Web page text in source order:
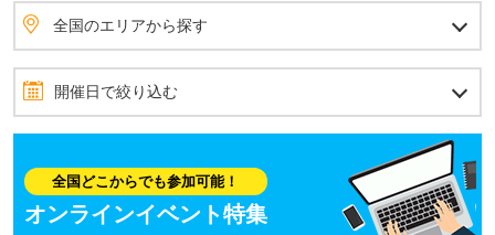
全国のエリアから探す
全国のエリアから探す
北海道・東北
北海道
青森県
岩手県
秋田県
宮城県
山形県
福島県
北関東
茨城県
栃木県
群馬県
首都圏
埼玉県
東京都
神奈川県
千葉県
甲信越
山梨県
長野県
新潟県
北陸
石川県
富山県
福井県
東海
愛知県
静岡県
岐阜県
三重県
関西
大阪府
兵庫県
京都府
滋賀県
奈良県
和歌山県
四国
愛媛県
香川県
高知県
徳島県
中国
岡山県
広島県
島根県
鳥取県
山口県
九州・沖縄
福岡県
佐賀県
長崎県
熊本県
大分県
宮崎県
鹿児島県
沖縄県
開催日で絞り込む
2027年1月 2月
月 火 金 土
1 2
全国どこからでも参加可能！
オンラインイベント特集